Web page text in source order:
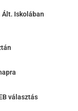
Ált. Iskolában
választás